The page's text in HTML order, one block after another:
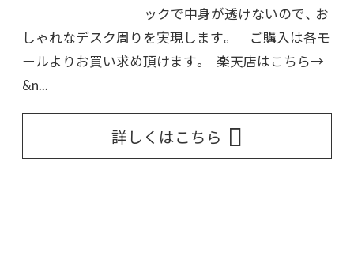
ックで中身が透けないので、 お
しゃれなデスク周りを実現します。 ご購入は各モ
ールよりお買い求め頂けます。 楽天店はこちら→
&n...
詳しくはこちら